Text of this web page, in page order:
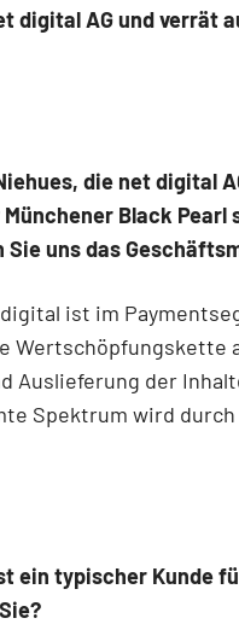
digital AG und verrät
die net digital
Black
Sie uns das
ist im
Wertschöpfungskette
Auslieferung der
Spektrum wird
ein typischer Kunde